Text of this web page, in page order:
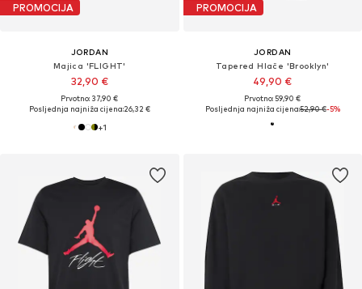
PROMOCIJA
JORDAN
Majica 'FLIGHT'
32,90 €
Prvotno: 37,90 €
Posljednja najniža cijena:26,32 €
+1
PROMOCIJA
JORDAN
Tapered Hlače 'Brooklyn'
49,90 €
Prvotno: 59,90 €
Posljednja najniža cijena:52,90 €-5%